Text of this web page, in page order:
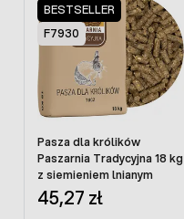
BESTSELLER
F7930
Pasza dla królików
Paszarnia Tradycyjna 18 kg
z siemieniem lnianym
45,27 zł